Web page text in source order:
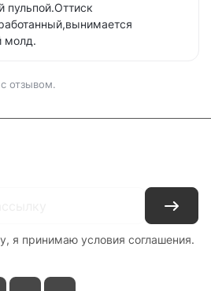
пульпой.Оттиск
молд.
отзывом.
я принимаю условия соглашения.